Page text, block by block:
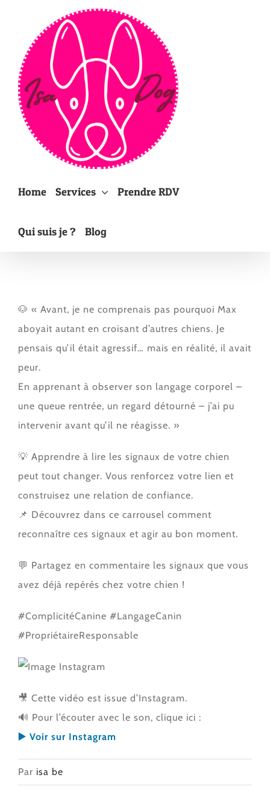
contenu
Home Services Prendre RDV
Qui suis je ? Blog
🐶 « Avant, je ne comprenais pas pourquoi Max
aboyait autant en croisant d’autres chiens. Je
pensais qu’il était agressif… mais en réalité, il avait
peur.
En apprenant à observer son langage corporel –
une queue rentrée, un regard détourné – j’ai pu
intervenir avant qu’il ne réagisse. »
💡 Apprendre à lire les signaux de votre chien
peut tout changer. Vous renforcez votre lien et
construisez une relation de confiance.
📌 Découvrez dans ce carrousel comment
reconnaître ces signaux et agir au bon moment.
💬 Partagez en commentaire les signaux que vous
avez déjà repérés chez votre chien !
#ComplicitéCanine #LangageCanin
#PropriétaireResponsable
🎥 Cette vidéo est issue d’Instagram.
🔊 Pour l’écouter avec le son, clique ici :
▶️ Voir sur Instagram
Par isa be